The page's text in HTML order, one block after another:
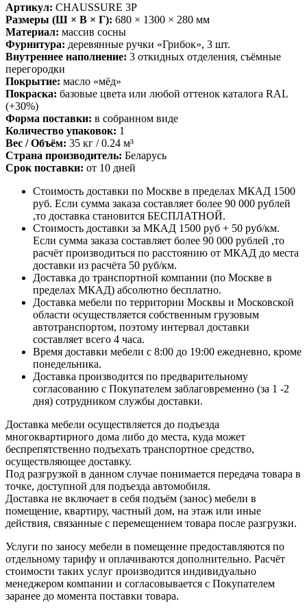
Артикул: CHAUSSURE 3P
Размеры (Ш × В × Г): 680 × 1300 × 280 мм
Материал: массив сосны
Фурнитура: деревянные ручки «Грибок», 3 шт.
Внутреннее наполнение: 3 откидных отделения, съёмные
перегородки
Покрытие: масло «мёд»
Покраска: базовые цвета или любой оттенок каталога RAL
(+30%)
Форма поставки: в собранном виде
Количество упаковок: 1
Вес / Объём: 35 кг / 0.24 м³
Страна производитель: Беларусь
Срок поставки: от 10 дней
Стоимость доставки по Москве в пределах МКАД 1500
руб. Если сумма заказа составляет более 90 000 рублей
,то доставка становится БЕСПЛАТНОЙ.
Стоимость доставки за МКАД 1500 руб + 50 руб/км.
Если сумма заказа составляет более 90 000 рублей ,то
расчёт производиться по расстоянию от МКАД до места
доставки из расчёта 50 руб/км.
Доставка до транспортной компании (по Москве в
пределах МКАД) абсолютно бесплатно.
Доставка мебели по территории Москвы и Московской
области осуществляется собственным грузовым
автотранспортом, поэтому интервал доставки
составляет всего 4 часа.
Время доставки мебели с 8:00 до 19:00 ежедневно, кроме
понедельника.
Доставка производится по предварительному
согласованию с Покупателем заблаговременно (за 1 -2
дня) сотрудником службы доставки.
Доставка мебели осуществляется до подъезда
многоквартирного дома либо до места, куда может
беспрепятственно подъехать транспортное средство,
осуществляющее доставку.
Под разгрузкой в данном случае понимается передача товара в
точке, доступной для подъезда автомобиля.
Доставка не включает в себя подъём (занос) мебели в
помещение, квартиру, частный дом, на этаж или иные
действия, связанные с перемещением товара после разгрузки.
Услуги по заносу мебели в помещение предоставляются по
отдельному тарифу и оплачиваются дополнительно. Расчёт
стоимости таких услуг производится индивидуально
менеджером компании и согласовывается с Покупателем
заранее до момента поставки товара.